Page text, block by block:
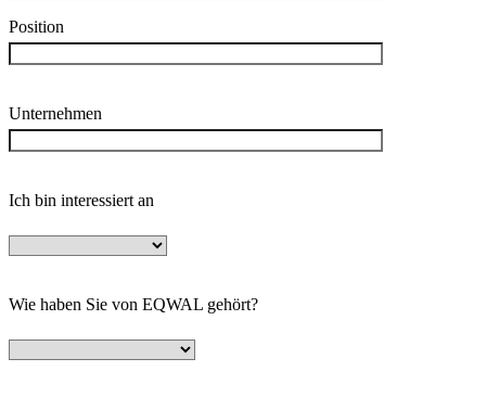
Position
Unternehmen
Ich bin interessiert an
Wie haben Sie von EQWAL gehört?